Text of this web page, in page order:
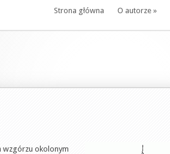
Strona główna O autorze »
wzgórzu okolonym